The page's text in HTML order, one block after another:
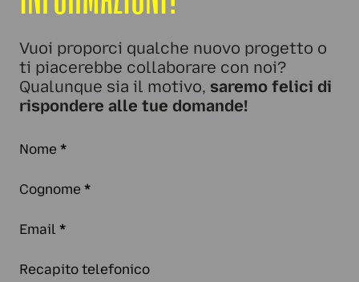
Vuoi proporci qualche nuovo progetto o
ti piacerebbe collaborare con noi?
Qualunque sia il motivo, saremo felici di
rispondere alle tue domande!
Nome *
Cognome *
Email *
Recapito telefonico